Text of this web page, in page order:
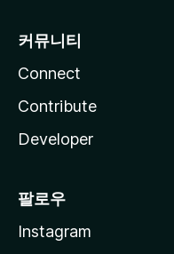
커뮤니티
Connect
Contribute
Developer
팔로우
Instagram